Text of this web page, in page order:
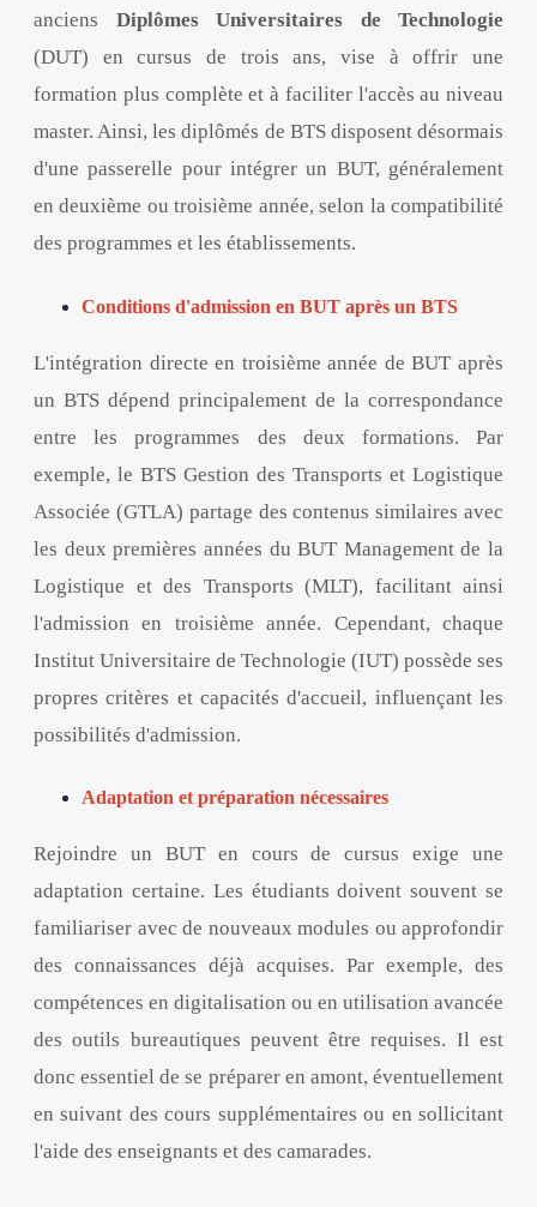
anciens Diplômes Universitaires de Technologie
(DUT) en cursus de trois ans, vise à offrir une
formation plus complète et à faciliter l'accès au niveau
master. Ainsi, les diplômés de BTS disposent désormais
d'une passerelle pour intégrer un BUT, généralement
en deuxième ou troisième année, selon la compatibilité
des programmes et les établissements.
Conditions d'admission en BUT après un BTS
L'intégration directe en troisième année de BUT après
un BTS dépend principalement de la correspondance
entre les programmes des deux formations. Par
exemple, le BTS Gestion des Transports et Logistique
Associée (GTLA) partage des contenus similaires avec
les deux premières années du BUT Management de la
Logistique et des Transports (MLT), facilitant ainsi
l'admission en troisième année. Cependant, chaque
Institut Universitaire de Technologie (IUT) possède ses
propres critères et capacités d'accueil, influençant les
possibilités d'admission.
Adaptation et préparation nécessaires
Rejoindre un BUT en cours de cursus exige une
adaptation certaine. Les étudiants doivent souvent se
familiariser avec de nouveaux modules ou approfondir
des connaissances déjà acquises. Par exemple, des
compétences en digitalisation ou en utilisation avancée
des outils bureautiques peuvent être requises. Il est
donc essentiel de se préparer en amont, éventuellement
en suivant des cours supplémentaires ou en sollicitant
l'aide des enseignants et des camarades.